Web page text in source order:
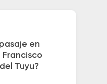
en
Francisco
Tuyu?